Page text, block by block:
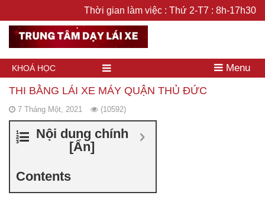
Thời gian làm việc : Thứ 2-T7 : 8h-17h30
KHOÁ HỌC Menu
THI BẰNG LÁI XE MÁY QUẬN THỦ ĐỨC
7 Tháng Một, 2021 (10592)
Nội dung chính
[Ẩn]
Contents